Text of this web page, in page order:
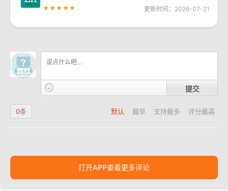
★★★★★ 更新时间：2026-07-21
提交
默认 最早 支持最多 评分最高
0条
打开APP查看更多评论